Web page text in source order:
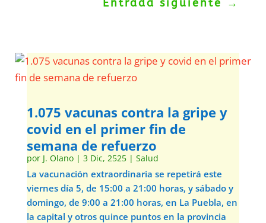
Entrada siguiente
→
1.075 vacunas contra la gripe y
covid en el primer fin de
semana de refuerzo
por J. Olano| 3 Dic, 2525| Salud
La vacunación extraordinaria se repetirá este
viernes día 5, de 15:00 a 21:00 horas, y sábado y
domingo, de 9:00 a 21:00 horas, en La Puebla, en
la capital y otros quince puntos en la provincia